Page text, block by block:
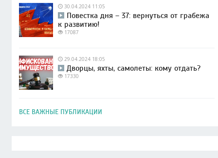
30.04.2024 11:05
Повестка дня – 37: вернуться от грабежа
к развитию!
17087
29.04.2024 18:05
Дворцы, яхты, самолеты: кому отдать?
17330
ВСЕ ВАЖНЫЕ ПУБЛИКАЦИИ